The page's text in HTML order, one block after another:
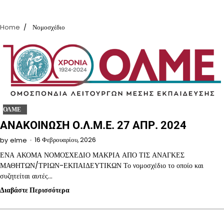
Home Νομοσχέδιο
ΟΛΜΕ
ΑΝΑΚΟΙΝΩΣΗ Ο.Λ.Μ.Ε. 27 ΑΠΡ. 2024
by elme 16 Φεβρουαρίου, 2026
ΕΝΑ ΑΚΟΜΑ ΝΟΜΟΣΧΕΔΙΟ ΜΑΚΡΙΑ ΑΠΟ ΤΙΣ ΑΝΑΓΚΕΣ
ΜΑΘΗΤΩΝ/ΤΡΙΩΝ-ΕΚΠΑΙΔΕΥΤΙΚΩΝ Το νομοσχέδιο το οποίο και
συζητείται αυτές…
Διαβάστε Περισσότερα